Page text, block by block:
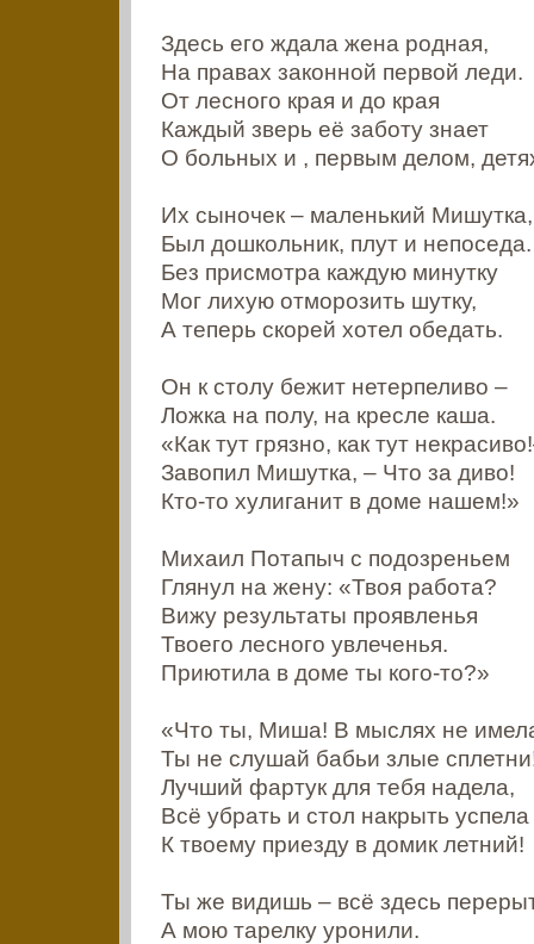
Здесь его ждала жена родная,
На правах законной первой леди.
От лесного края и до края
Каждый зверь её заботу знает
О больных и , первым делом,
Их сыночек – маленький Мишутка,
Был дошкольник, плут и непоседа.
Без присмотра каждую минутку
Мог лихую отморозить шутку,
А теперь скорей хотел обедать.
Он к столу бежит нетерпеливо –
Ложка на полу, на кресле каша.
«Как тут грязно, как тут
Завопил Мишутка, – Что за диво!
Кто-то хулиганит в доме нашем!»
Михаил Потапыч с подозреньем
Глянул на жену: «Твоя работа?
Вижу результаты проявленья
Твоего лесного увлеченья.
Приютила в доме ты кого-то?»
«Что ты, Миша! В мыслях не
Ты не слушай бабьи злые
Лучший фартук для тебя надела,
Всё убрать и стол накрыть успела
К твоему приезду в домик летний!
Ты же видишь – всё здесь
А мою тарелку уронили.